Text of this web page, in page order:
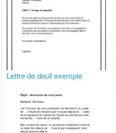
Lettre de deuil exemple